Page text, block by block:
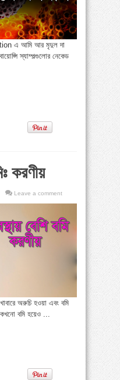
এ আমি আর মৃদুল দা
স্যাম্পল্গুলোর নেকেড
করণীয়
Leave a comment
অরুচি হওয়া এবং বমি
বমি হয়েও ...